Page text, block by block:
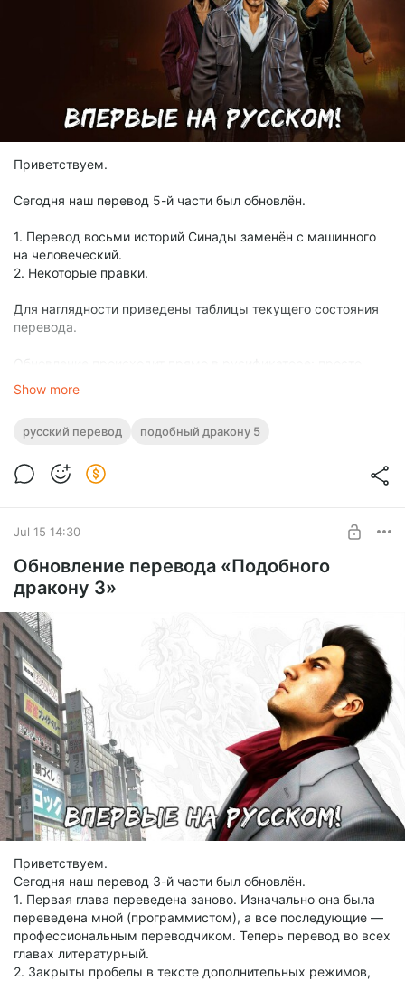
Приветствуем.
Сегодня наш перевод 5-й части был обновлён.
1. Перевод восьми историй Синады заменён с машинного
на человеческий.
2. Некоторые правки.
Для наглядности приведены таблицы текущего состояния
перевода.
запустите его и обновите перевод.
Show more
русский перевод подобный дракону 5
Jul 15 14:30
Обновление перевода «Подобного
дракону 3»
Приветствуем.
Сегодня наш перевод 3-й части был обновлён.
1. Первая глава переведена заново. Изначально она была
переведена мной (программистом), а все последующие —
профессиональным переводчиком. Теперь перевод во всех
главах литературный.
2. Закрыты пробелы в тексте дополнительных режимов,